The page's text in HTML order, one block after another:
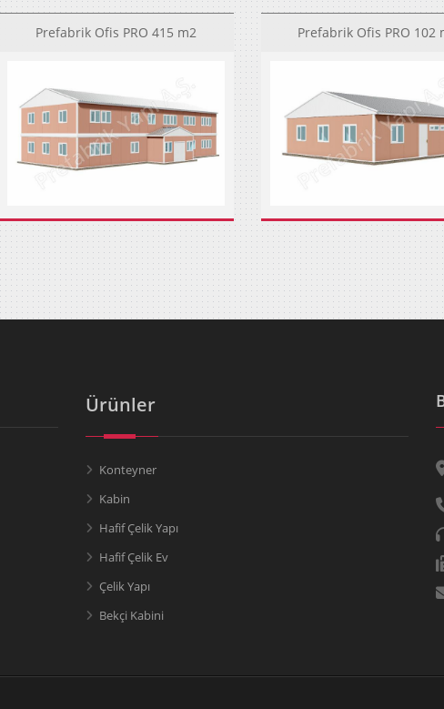
Prefabrik Ofis PRO 415 m2 Prefabrik Ofis PRO 102
Ürünler
Konteyner
Kabin
Hafif Çelik Yapı
Hafif Çelik Ev
Çelik Yapı
Bekçi Kabini